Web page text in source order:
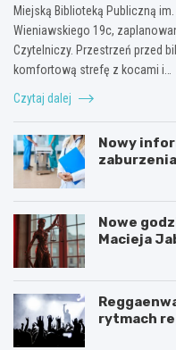
Miejską Biblioteką Publiczną
Wieniawskiego 19c,
Czytelniczy. Przestrzeń przed
komfortową strefę z kocami i…
Czytaj dalej
Nowy
Nowe
Macieja
rytmach